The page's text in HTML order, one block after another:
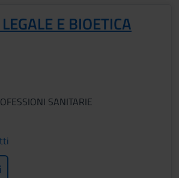
E BIOETICA
SANITARIE